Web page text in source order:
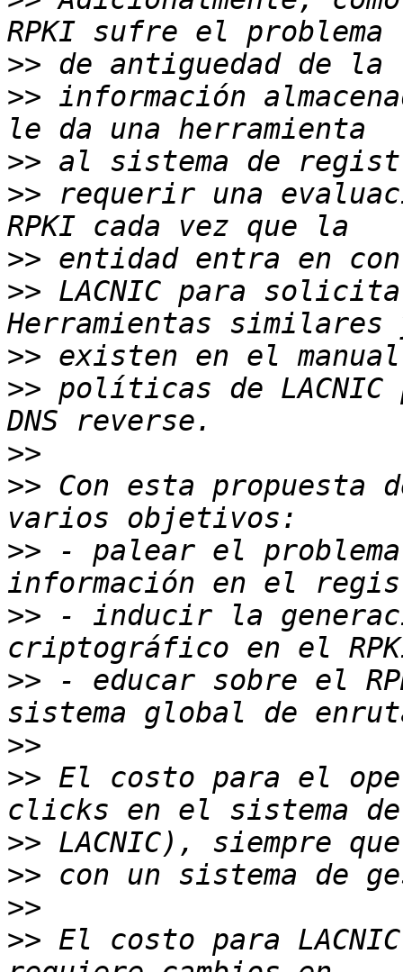
>>
>> información
>>
>> requerir una
>>
>> LACNIC para
>>
>> políticas de
>>
>> Con esta
>> - palear el
>> - inducir la
>> - educar sobre el
>>
>> El costo para el
>>
>>
>>
>> El costo para